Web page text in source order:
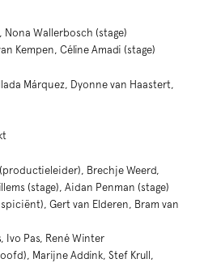
Nona Wallerbosch (stage)
Kempen, Céline Amadi (stage)
Márquez, Dyonne van Haastert,
Brechje Weerd,
(stage), Aidan Penman (stage)
Gert van Elderen, Bram van
Ivo Pas, René Winter
Marijne Addink, Stef Krull,